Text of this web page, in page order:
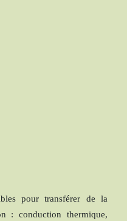
pour transférer de la
: conduction thermique,